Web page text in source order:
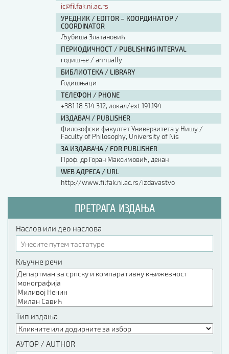
ic@filfak.ni.ac.rs
УРЕДНИК / EDITOR – КООРДИНАТОР /
COORDINATOR
Љубиша Златановић
ПЕРИОДИЧНОСТ / PUBLISHING INTERVAL
годишње / annually
БИБЛИОТЕКА / LIBRARY
Годишњаци
ТЕЛЕФОН / PHONE
+381 18 514 312, локал/ext 191,194
ИЗДАВАЧ / PUBLISHER
Филозофски факултет Универзитета у Нишу /
Faculty of Philosophy, University of Nis
ЗА ИЗДАВАЧА / FOR PUBLISHER
Проф. др Горан Максимовић, декан
WEB АДРЕСА / URL
http://www.filfak.ni.ac.rs/izdavastvo
ПРЕТРАГА ИЗДАЊА
Наслов или део наслова
Кључне речи
Тип издања
АУТОР / AUTHOR